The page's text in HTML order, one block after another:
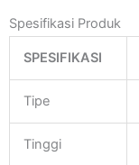
Spesifikasi Produk
SPESIFIKASI
Tipe
Tinggi